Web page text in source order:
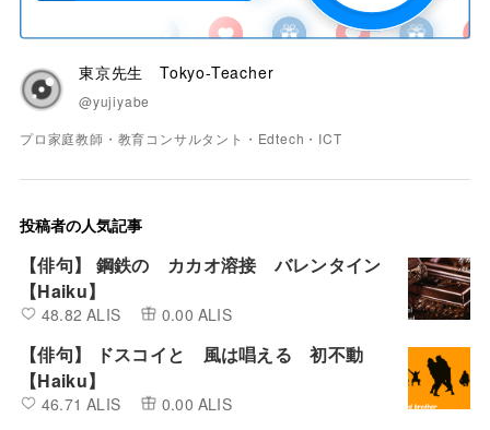
東京先生 Tokyo-Teacher
@yujiyabe
プロ家庭教師・教育コンサルタント・Edtech・ICT
投稿者の人気記事
【俳句】 鋼鉄の カカオ溶接 バレンタイン
【Haiku】
48.82 ALIS 0.00 ALIS
【俳句】 ドスコイと 風は唱える 初不動
【Haiku】
46.71 ALIS 0.00 ALIS